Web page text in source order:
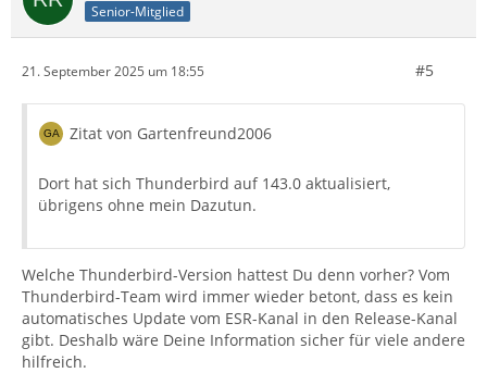
Senior-Mitglied
21. September 2025 um 18:55 #5
Zitat von Gartenfreund2006
Dort hat sich Thunderbird auf 143.0 aktualisiert,
übrigens ohne mein Dazutun.
Welche Thunderbird-Version hattest Du denn vorher? Vom
Thunderbird-Team wird immer wieder betont, dass es kein
automatisches Update vom ESR-Kanal in den Release-Kanal
gibt. Deshalb wäre Deine Information sicher für viele andere
hilfreich.